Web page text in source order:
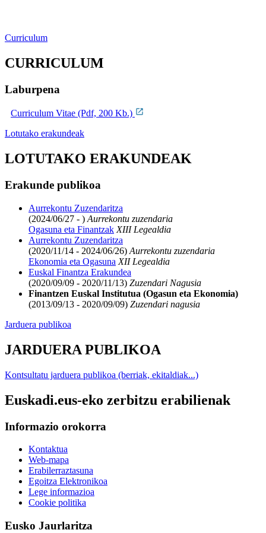
Curriculum
CURRICULUM
Laburpena
Curriculum Vitae (Pdf, 200 Kb.)
Lotutako erakundeak
LOTUTAKO ERAKUNDEAK
Erakunde publikoa
Aurrekontu Zuzendaritza
(2024/06/27 - ) Aurrekontu zuzendaria
Ogasuna eta Finantzak XIII Legealdia
Aurrekontu Zuzendaritza
(2020/11/14 - 2024/06/26) Aurrekontu zuzendaria
Ekonomia eta Ogasuna XII Legealdia
Euskal Finantza Erakundea
(2020/09/09 - 2020/11/13) Zuzendari Nagusia
Finantzen Euskal Institutua (Ogasun eta Ekonomia)
(2013/09/13 - 2020/09/09) Zuzendari nagusia
Jarduera publikoa
JARDUERA PUBLIKOA
Kontsultatu jarduera publikoa (berriak, ekitaldiak...)
Euskadi.eus-eko zerbitzu erabilienak
Informazio orokorra
Kontaktua
Web-mapa
Erabilerraztasuna
Egoitza Elektronikoa
Lege informazioa
Cookie politika
Eusko Jaurlaritza